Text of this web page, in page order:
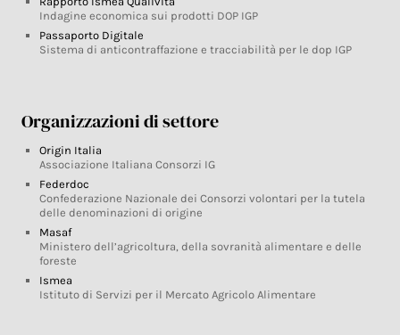
Indagine economica sui prodotti DOP IGP
Passaporto Digitale
Sistema di anticontraffazione e tracciabilità per le dop IGP
Organizzazioni di settore
Origin Italia
Associazione Italiana Consorzi IG
Federdoc
Confederazione Nazionale dei Consorzi volontari per la tutela
delle denominazioni di origine
Masaf
Ministero dell’agricoltura, della sovranità alimentare e delle
foreste
Ismea
Istituto di Servizi per il Mercato Agricolo Alimentare